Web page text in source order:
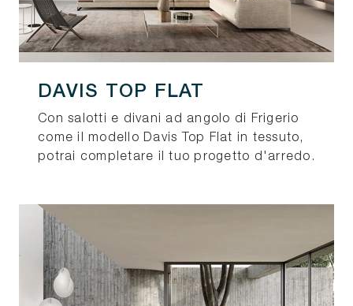
DAVIS TOP FLAT
Con salotti e divani ad angolo di Frigerio
come il modello Davis Top Flat in tessuto,
potrai completare il tuo progetto d'arredo.